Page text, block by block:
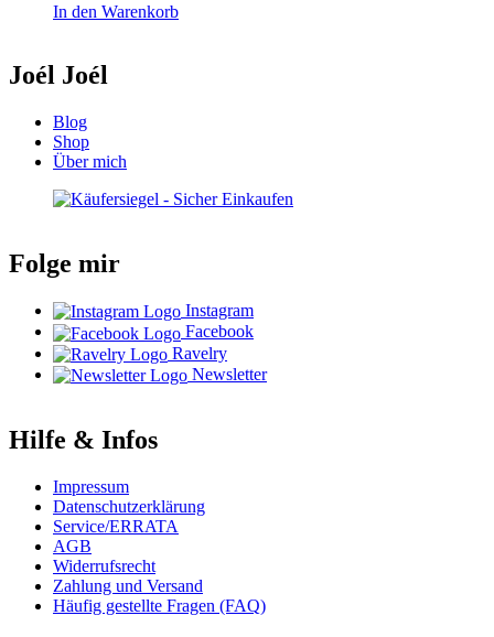
In den Warenkorb
Joél Joél
Blog
Shop
Über mich
Folge mir
Instagram
Facebook
Ravelry
Newsletter
Hilfe & Infos
Impressum
Datenschutzerklärung
Service/ERRATA
AGB
Widerrufsrecht
Zahlung und Versand
Häufig gestellte Fragen (FAQ)